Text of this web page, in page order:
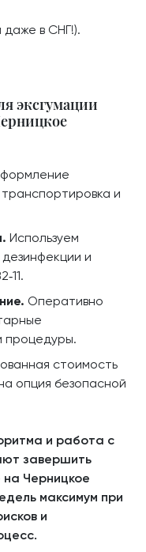
в СНГ!).
эксгумации
и
Используем
и
Оперативно
процедуры.
стоимость
опция безопасной
и работа с
завершить
на Черницкое
максимум при
и